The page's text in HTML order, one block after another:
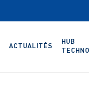
ACTUALITÉS
HUB